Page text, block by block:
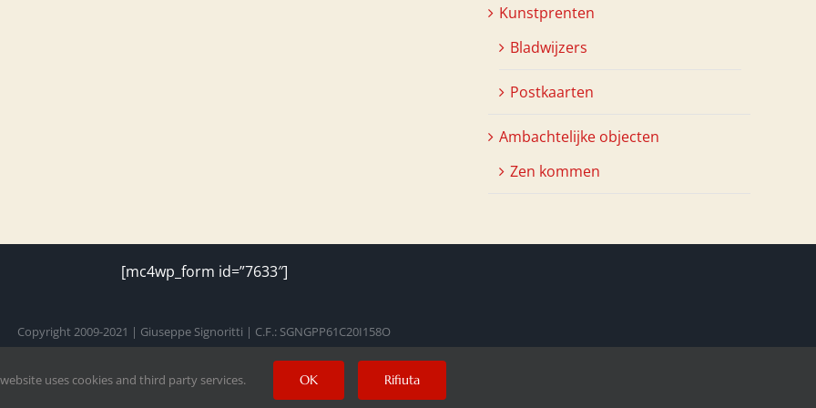
Kunstprenten
Bladwijzers
Postkaarten
Ambachtelijke objecten
Zen kommen
[mc4wp_form id=”7633″]
Copyright 2009-2021 | Giuseppe Signoritti | C.F.: SGNGPP61C20I158O
Facebook
TwitterInstagram
PinterestYouTube
uses cookies and third party services. OK Rifiuta